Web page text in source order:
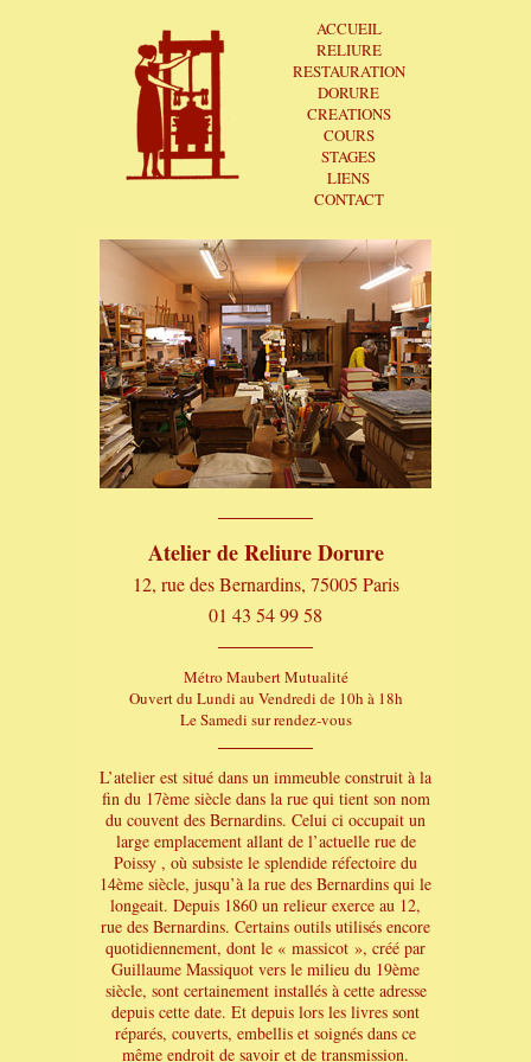
ACCUEIL
RELIURE
RESTAURATION
DORURE
CREATIONS
COURS
STAGES
LIENS
CONTACT
Atelier de Reliure Dorure
12, rue des Bernardins, 75005 Paris
01 43 54 99 58
Métro Maubert Mutualité
Ouvert du Lundi au Vendredi de 10h à 18h
Le Samedi sur rendez-vous
L’atelier est situé dans un immeuble construit à la
fin du 17ème siècle dans la rue qui tient son nom
du couvent des Bernardins. Celui ci occupait un
large emplacement allant de l’actuelle rue de
Poissy , où subsiste le splendide réfectoire du
14ème siècle, jusqu’à la rue des Bernardins qui le
longeait. Depuis 1860 un relieur exerce au 12,
rue des Bernardins. Certains outils utilisés encore
quotidiennement, dont le « massicot », créé par
Guillaume Massiquot vers le milieu du 19ème
siècle, sont certainement installés à cette adresse
depuis cette date. Et depuis lors les livres sont
réparés, couverts, embellis et soignés dans ce
même endroit de savoir et de transmission.